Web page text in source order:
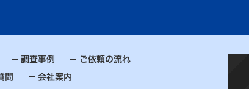
調査事例 ご依頼の流れ
問 会社案内